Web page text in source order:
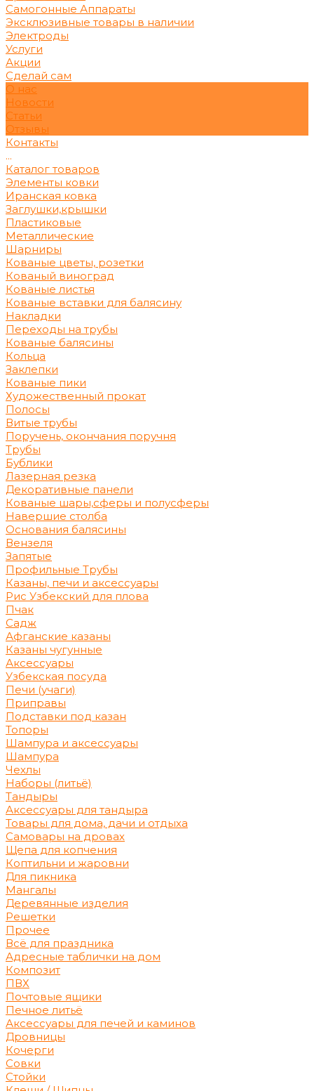
Самогонные Аппараты
Эксклюзивные товары в наличии
Электроды
Услуги
Акции
Сделай сам
О нас
Новости
Статьи
Отзывы
Контакты
...
Каталог товаров
Элементы ковки
Иранская ковка
Заглушки,крышки
Пластиковые
Металлические
Шарниры
Кованые цветы, розетки
Кованый виноград
Кованые листья
Кованые вставки для балясину
Накладки
Переходы на трубы
Кованые балясины
Кольца
Заклепки
Кованые пики
Художественный прокат
Полосы
Витые трубы
Поручень, окончания поручня
Трубы
Бублики
Лазерная резка
Декоративные панели
Кованые шары,сферы и полусферы
Навершие столба
Основания балясины
Вензеля
Запятые
Профильные Трубы
Казаны, печи и аксессуары
Рис Узбекский для плова
Пчак
Садж
Афганские казаны
Казаны чугунные
Аксессуары
Узбекская посуда
Печи (учаги)
Приправы
Подставки под казан
Топоры
Шампура и аксессуары
Шампура
Чехлы
Наборы (литьё)
Тандыры
Аксессуары для тандыра
Товары для дома, дачи и отдыха
Самовары на дровах
Щепа для копчения
Коптильни и жаровни
Для пикника
Мангалы
Деревянные изделия
Решетки
Прочее
Всё для праздника
Адресные таблички на дом
Композит
ПВХ
Почтовые ящики
Печное литьё
Аксессуары для печей и каминов
Дровницы
Кочерги
Совки
Стойки